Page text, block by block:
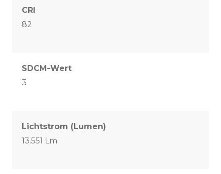
CRI
82
SDCM-Wert
3
Lichtstrom (Lumen)
13.551 Lm